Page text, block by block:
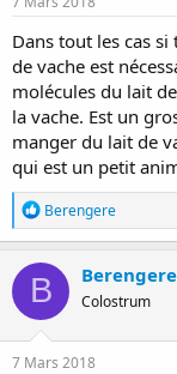
Dans tout les cas
de vache est
molécules du lait
la vache. Est un
manger du lait de
qui est un petit
R
é
a
c
t
i
o
n
s
Berengere
B Berengere
Colostrum
7 Mars 2018